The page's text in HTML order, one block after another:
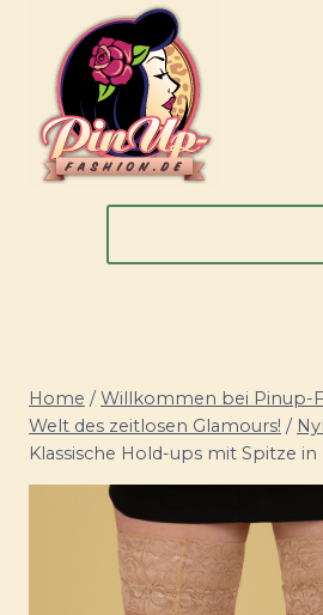
springen
Home / Willkommen bei Pinup-
Welt des zeitlosen Glamours! /
Klassische Hold-ups mit Spitze